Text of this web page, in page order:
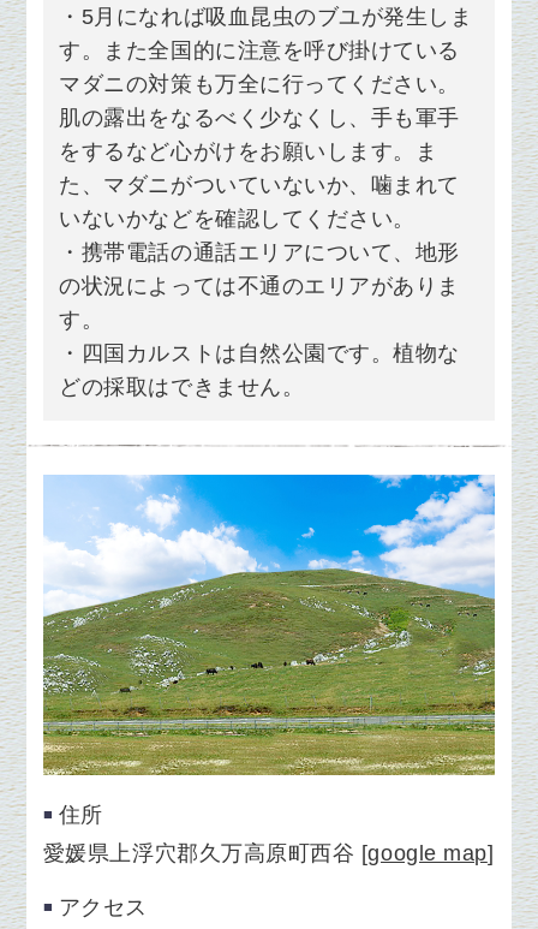
・5月になれば吸血昆虫のブユが発生しま
す。
また全国的に注意を呼び掛けている
マダニの対策も万全に行ってください。
肌の露出をなるべく少なくし、手も軍手
をするなど心がけをお願いします。
ま
た、マダニがついていないか、噛まれて
いないかなどを確認してください。
・携帯電話の通話エリアについて、地形
の状況によっては不通のエリアがありま
す。
・四国カルストは自然公園です。植物な
どの採取はできません。
住所
愛媛県上浮穴郡久万高原町西谷 [google map]
アクセス